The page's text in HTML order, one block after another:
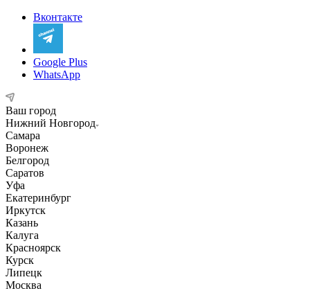
Вконтакте
Google Plus
WhatsApp
Ваш город
Нижний Новгород
Самара
Воронеж
Белгород
Саратов
Уфа
Екатеринбург
Иркутск
Казань
Калуга
Красноярск
Курск
Липецк
Москва